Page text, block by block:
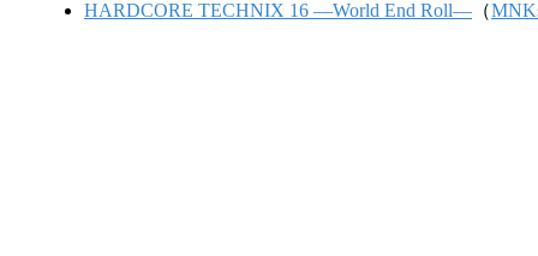
HARDCORE TECHNIX 16 ―World End Roll― （